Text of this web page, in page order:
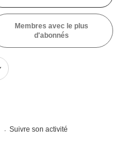
Membres avec le plus
d'abonnés
Suivre son activité